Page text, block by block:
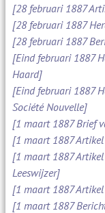
[28 februari 1887
[28 februari 1887
[28 februari 1887
[Eind februari 1887
Haard]
[Eind februari 1887
Société Nouvelle]
[1 maart 1887 Brief
[1 maart 1887
[1 maart 1887 Artikel
Leeswijzer]
[1 maart 1887
[1 maart 1887